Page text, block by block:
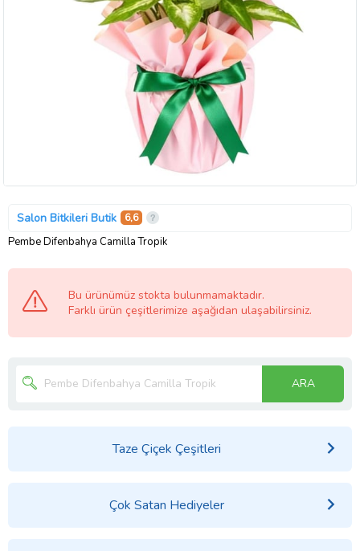
Salon Bitkileri Butik 6,6
Pembe Difenbahya Camilla Tropik
Bu ürünümüz stokta bulunmamaktadır.
Farklı ürün çeşitlerimize aşağıdan ulaşabilirsiniz.
ARA
Taze Çiçek Çeşitleri
Çok Satan Hediyeler